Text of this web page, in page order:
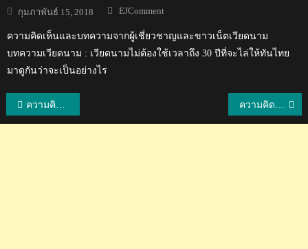
Posted
on
กุมภาพันธ์ 15, 2018 Author
EJComment
ความคิดเห็นและบทความจากผู้เชี่ยวชาญและขาวเน็ตเวียดนาม
บทความเวียดนาม : เวียดนามไม่ต้องใช้เวลาถึง 30 ปีที่จะไล่ให้ทันไทย
มาดูกันว่าจะเป็นอย่างไร
แนะแนว
ความคิดเห็นแฟนบอลอินโดนีเซียหลังทีมไทยผ่านเข้าสู่รอบ 16 ทีมสุดท้ายเอเชียน คัพ